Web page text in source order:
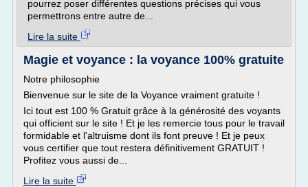
pourrez poser différentes questions précises qui vous
permettrons entre autre de...
Lire la suite
Magie et voyance : la voyance 100% gratuite
Notre philosophie
Bienvenue sur le site de la Voyance vraiment gratuite !
Ici tout est 100 % Gratuit grâce à la générosité des voyants
qui officient sur le site ! Et je les remercie tous pour le travail
formidable et l'altruisme dont ils font preuve ! Et je peux
vous certifier que tout restera définitivement GRATUIT !
Profitez vous aussi de...
Lire la suite